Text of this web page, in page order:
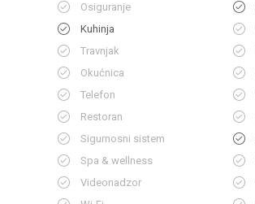
Osiguranje
Kuhinja
Travnjak
Okućnica
Telefon
Restoran
Sigurnosni sistem
Spa & wellness
Videonadzor